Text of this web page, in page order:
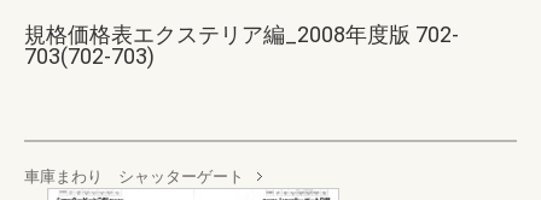
規格価格表エクステリア編_2008年度版 702-
703(702-703)
車庫まわり シャッターゲート